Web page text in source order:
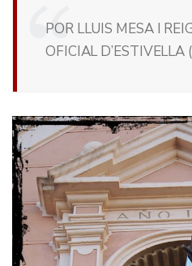
POR LLUIS MESA I
OFICIAL D’ESTIVELLA